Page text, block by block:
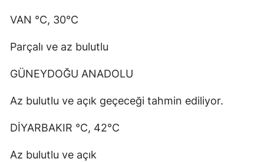
VAN °C, 30°C
Parçalı ve az bulutlu
GÜNEYDOĞU ANADOLU
Az bulutlu ve açık geçeceği tahmin ediliyor.
DİYARBAKIR °C, 42°C
Az bulutlu ve açık